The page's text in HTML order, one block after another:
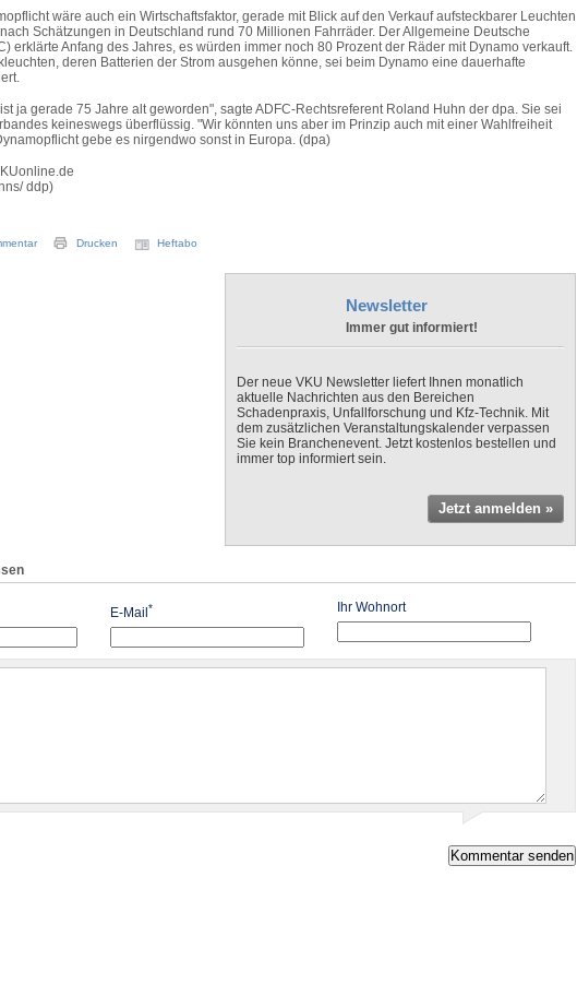
wäre auch ein Wirtschaftsfaktor, gerade mit Blick auf den Verkauf aufsteckbarer Leuchten
Schätzungen in Deutschland rund 70 Millionen Fahrräder. Der Allgemeine Deutsche
erklärte Anfang des Jahres, es würden immer noch 80 Prozent der Räder mit Dynamo verkauft.
deren Batterien der Strom ausgehen könne, sei beim Dynamo eine dauerhafte
ja gerade 75 Jahre alt geworden", sagte ADFC-Rechtsreferent Roland Huhn der dpa. Sie sei
keineswegs überflüssig. "Wir könnten uns aber im Prinzip auch mit einer Wahlfreiheit
gebe es nirgendwo sonst in Europa. (dpa)
ddp)
Drucken Heftabo
Newsletter
Immer gut informiert!
Der neue VKU Newsletter liefert Ihnen monatlich
aktuelle Nachrichten aus den Bereichen
Schadenpraxis, Unfallforschung und Kfz-Technik. Mit
dem zusätzlichen Veranstaltungskalender verpassen
Sie kein Branchenevent. Jetzt kostenlos bestellen und
immer top informiert sein.
Jetzt anmelden »
E-Mail * Ihr Wohnort